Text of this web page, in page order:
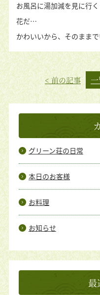
お風呂に湯加減を見に行
花だ…
かわいいから、そのままで
< 前の記事
グリーン荘の日常
本日のお客様
お料理
お知らせ
最